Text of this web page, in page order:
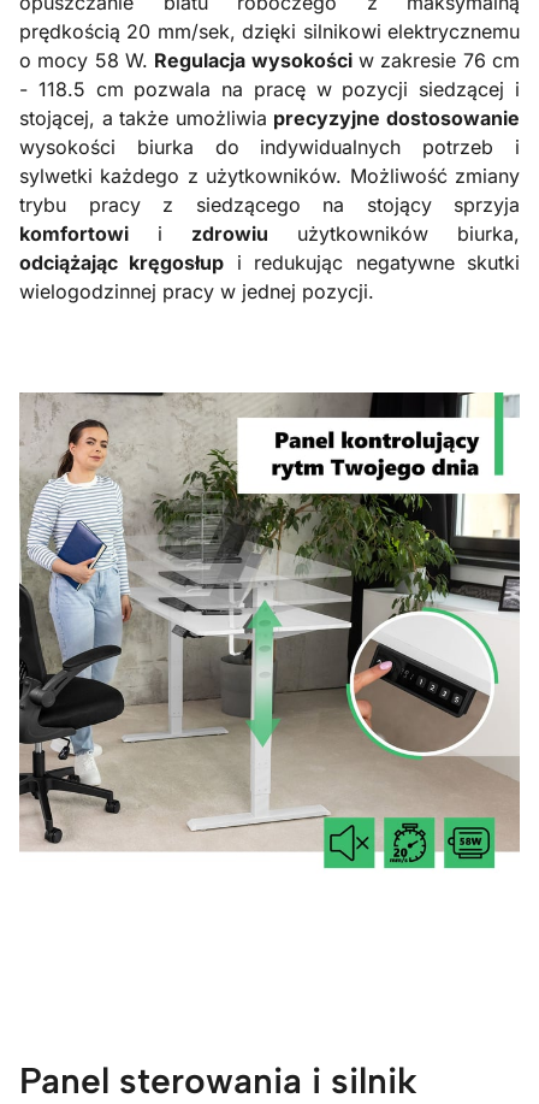
prędkością 20 mm/sek, dzięki silnikowi elektrycznemu
o mocy 58 W. Regulacja wysokościw zakresie 76 cm
- 118.5 cm pozwala na pracę w pozycji siedzącej i
stojącej, a także umożliwia precyzyjne dostosowanie
wysokości biurka do indywidualnych potrzeb i
sylwetki każdego z użytkowników. Możliwość zmiany
trybu pracy z siedzącego na stojący sprzyja
komfortowi i zdrowiu użytkowników biurka,
odciążając kręgosłup i redukując negatywne skutki
wielogodzinnej pracy w jednej pozycji.
Panel sterowania i silnik